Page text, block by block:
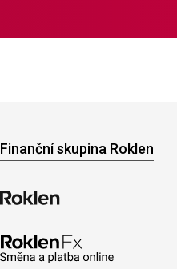
Finanční skupina Roklen